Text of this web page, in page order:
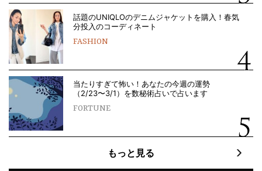
話題のUNIQLOのデニムジャケットを購入！春気
分投入のコーディネート
FASHION
当たりすぎて怖い！あなたの今週の運勢
（2/23〜3/1）を数秘術占いで占います
FORTUNE
もっと見る